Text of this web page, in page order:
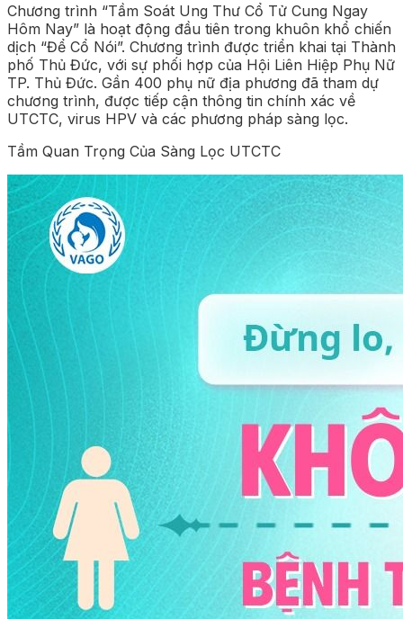
Chương trình “Tầm Soát Ung Thư Cổ Tử Cung Ngay
Hôm Nay” là hoạt động đầu tiên trong khuôn khổ chiến
dịch “Để Cổ Nói”. Chương trình được triển khai tại Thành
phố Thủ Đức, với sự phối hợp của Hội Liên Hiệp Phụ Nữ
TP. Thủ Đức. Gần 400 phụ nữ địa phương đã tham dự
chương trình, được tiếp cận thông tin chính xác về
UTCTC, virus HPV và các phương pháp sàng lọc.
Tầm Quan Trọng Của Sàng Lọc UTCTC